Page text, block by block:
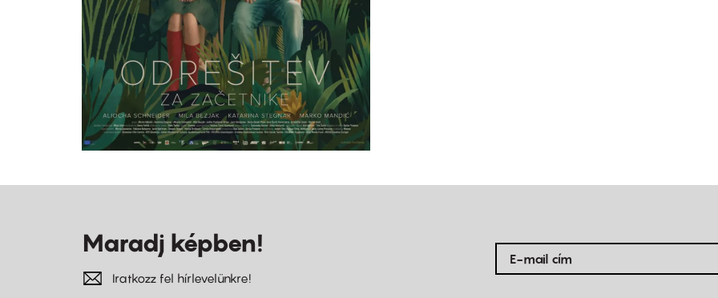
Maradj képben!
Iratkozz fel hírlevelünkre!